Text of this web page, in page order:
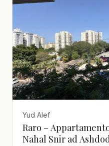
Yud Alef
Raro –
Nahal Snir ad